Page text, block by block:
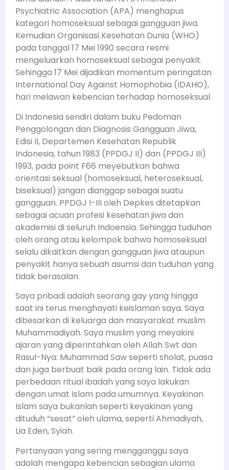
Psychiatric Association (APA) menghapus
kategori homoseksual sebagai gangguan jiwa.
Kemudian Organisasi Kesehatan Dunia (WHO)
pada tanggal 17 Mei 1990 secara resmi
mengeluarkan homoseksual sebagai penyakit.
Sehingga 17 Mei dijadikan momentum peringatan
International Day Against Homophobia (IDAHO),
hari melawan kebencian terhadap homoseksual.
Di Indonesia sendiri dalam buku Pedoman
Penggolongan dan Diagnosis Gangguan Jiwa,
Edisi II, Departemen Kesehatan Republik
Indonesia, tahun 1983 (PPDGJ II) dan (PPDGJ III)
1993, pada point F66 meyebutkan bahwa
orientasi seksual (homoseksual, heteroseksual,
biseksual) jangan dianggap sebagai suatu
gangguan. PPDGJ I-III oleh Depkes ditetapkan
sebagai acuan profesi kesehatan jiwa dan
akademisi di seluruh Indoensia. Sehingga tuduhan
oleh orang atau kelompok bahwa homoseksual
selalu dikaitkan dengan gangguan jiwa ataupun
penyakit hanya sebuah asumsi dan tuduhan yang
tidak berasalan.
Saya pribadi adalah seorang gay yang hingga
saat ini terus menghayati keislaman saya. Saya
dibesarkan di keluarga dan masyarakat muslim
Muhammadiyah. Saya muslim yang meyakini
ajaran yang diperintahkan oleh Allah Swt dan
Rasul-Nya: Muhammad Saw seperti sholat, puasa
dan juga berbuat baik pada orang lain. Tidak ada
perbedaan ritual ibadah yang saya lakukan
dengan umat Islam pada umumnya. Keyakinan
Islam saya bukanlah seperti keyakinan yang
dituduh “sesat” oleh ulama, seperti Ahmadiyah,
Lia Eden, Syiah.
Pertanyaan yang sering mengganggu saya
adalah mengapa kebencian sebagian ulama